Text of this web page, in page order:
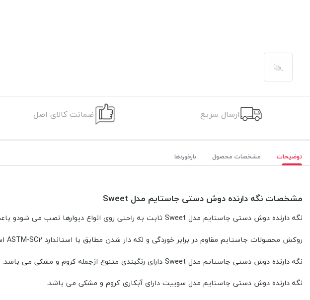
ارسال سریع ضمانت کالای اصل
توضیحات مشخصات محصول بازخوردها
مشخصات نگه دارنده دوش دستی جاستایم مدل Sweet
نگه دارنده دوش دستی جاستایم مدل Sweet ثابت به راحتی روی انواع دیوارها نصب می شودو باعث می شود کاربران به راحتی دوش را در جای خود نگهدارد.
روکش محصولات جاستایم مقاوم در برابر خوردگی و لکه دار شدن مطابق با استاندارد ASTM-SC2 است.
نگه دارنده دوش دستی جاستایم مدل Sweet دارای رنگبندی متنوع ازجمله کروم و مشکی می باشد.
نگه دارنده دوش دستی جاستایم مدل سوییت دارای آبکاری کروم و مشکی می باشد.